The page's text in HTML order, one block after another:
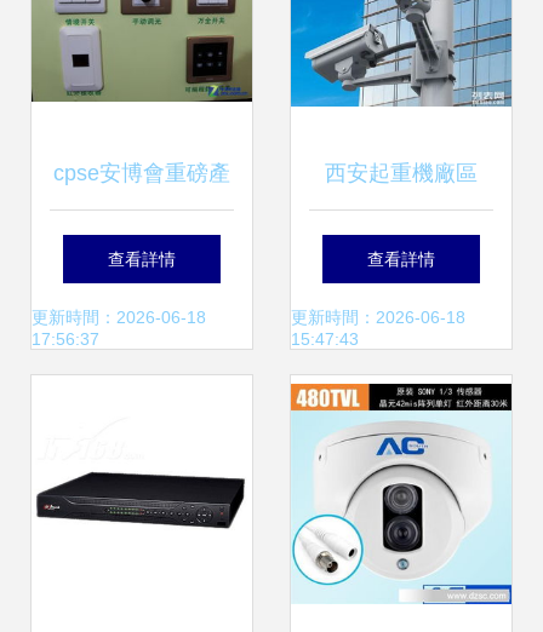
cpse安博會重磅產
(chǎn)品 高清監
(jiān)控雄霸安防
查看詳情
更新時間：2026-06-18
17:56:37
西安起重機廠區
(qū)域團結南路與
豐登路網(wǎng)絡
安防與門禁考勤一
體化解決方案
查看詳情
更新時間：2026-06-18
15:47:43